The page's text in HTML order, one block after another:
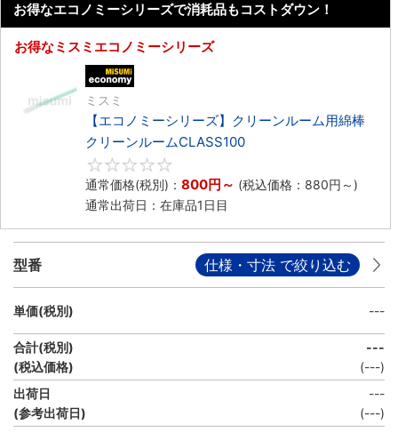
お得なエコノミーシリーズで消耗品もコストダウン！
お得なミスミエコノミーシリーズ
ミスミ
【エコノミーシリーズ】クリーンルーム用綿棒
クリーンルームCLASS100
通常価格(税別)： 800円 ～ (税込価格： 880円 ～)
通常出荷日：在庫品1日目
型番 仕様・寸法 で絞り込む
単価(税別) ---
合計(税別)
(税込価格)
---
(---)
出荷日
(参考出荷日)
---
(---)